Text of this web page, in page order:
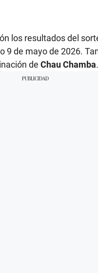
los resultados del
9 de mayo de 2026.
de Chau Chamba.